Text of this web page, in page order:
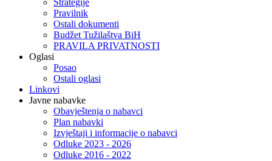
Strategije
Pravilnik
Ostali dokumenti
Budžet Tužilaštva BiH
PRAVILA PRIVATNOSTI
Oglasi
Posao
Ostali oglasi
Linkovi
Javne nabavke
Obavještenja o nabavci
Plan nabavki
Izvještaji i informacije o nabavci
Odluke 2023 - 2026
Odluke 2016 - 2022